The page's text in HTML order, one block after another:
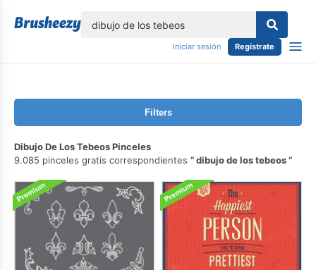
Iniciar sesión Regístrate
Filters
Dibujo De Los Tebeos Pinceles
9.085 pinceles gratis correspondientes
dibujo de los tebeos